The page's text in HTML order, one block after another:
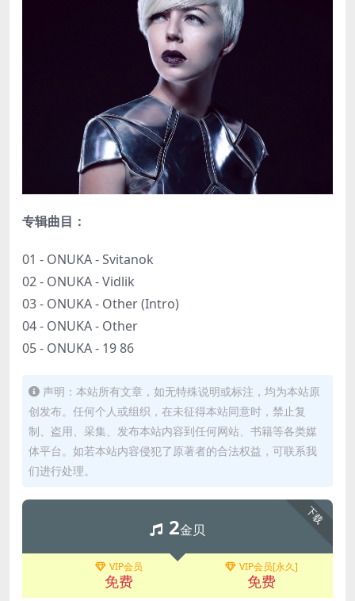
专辑曲目：
01 - ONUKA - Svitanok
02 - ONUKA - Vidlik
03 - ONUKA - Other (Intro)
04 - ONUKA - Other
05 - ONUKA - 19 86
声明：本站所有文章，如无特殊说明或标注，均为本站原
创发布。任何个人或组织，在未征得本站同意时，禁止复
制、盗用、采集、发布本站内容到任何网站、书籍等各类媒
体平台。如若本站内容侵犯了原著者的合法权益，可联系我
们进行处理。
下载
2金贝
VIP会员
免费
VIP会员[永久]
免费